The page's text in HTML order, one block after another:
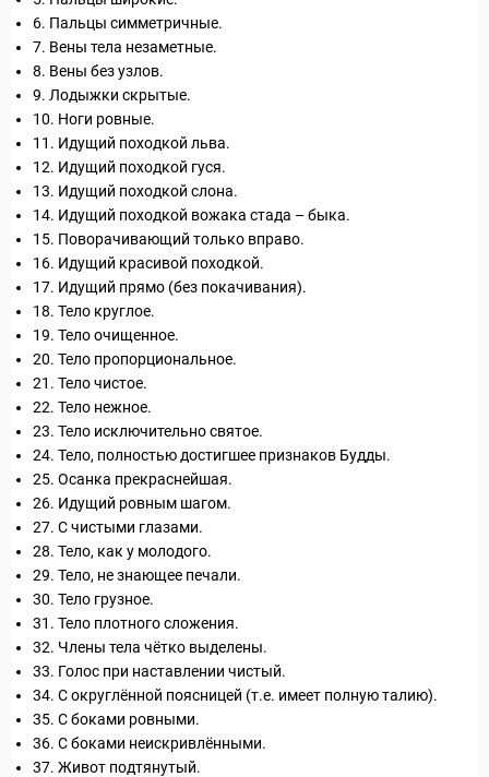
6. Пальцы симметричные.
7. Вены тела незаметные.
8. Вены без узлов.
9. Лодыжки скрытые.
10. Ноги ровные.
11. Идущий походкой льва.
12. Идущий походкой гуся.
13. Идущий походкой слона.
14. Идущий походкой вожака стада – быка.
15. Поворачивающий только вправо.
16. Идущий красивой походкой.
17. Идущий прямо (без покачивания).
18. Тело круглое.
19. Тело очищенное.
20. Тело пропорциональное.
21. Тело чистое.
22. Тело нежное.
23. Тело исключительно святое.
24. Тело, полностью достигшее признаков Будды.
25. Осанка прекраснейшая.
26. Идущий ровным шагом.
27. С чистыми глазами.
28. Тело, как у молодого.
29. Тело, не знающее печали.
30. Тело грузное.
31. Тело плотного сложения.
32. Члены тела чётко выделены.
33. Голос при наставлении чистый.
34. С округлённой поясницей (т.е. имеет полную талию).
35. С боками ровными.
36. С боками неискривлёнными.
37. Живот подтянутый.